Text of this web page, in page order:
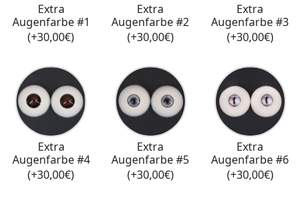
Extra
Augenfarbe #1
(+30,00€)
Extra
Augenfarbe #2
(+30,00€)
Extra
Augenfarbe #3
(+30,00€)
Extra
Augenfarbe #4
(+30,00€)
Extra
Augenfarbe #5
(+30,00€)
Extra
Augenfarbe #6
(+30,00€)